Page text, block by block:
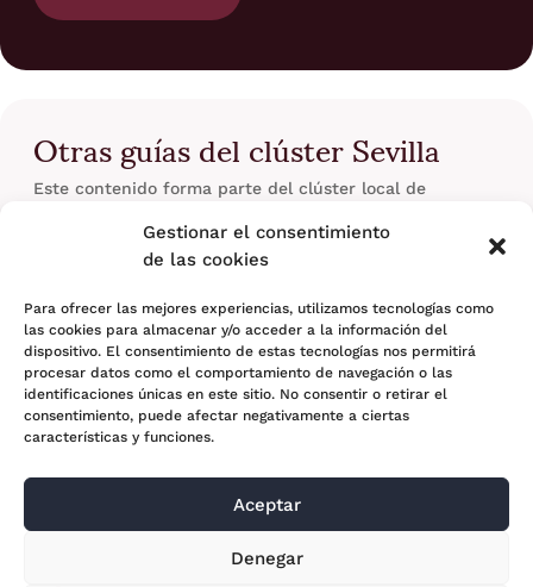
Gestionar el consentimiento
de las cookies
Para ofrecer las mejores experiencias, utilizamos tecnologías como
las cookies para almacenar y/o acceder a la información del
dispositivo. El consentimiento de estas tecnologías nos permitirá
procesar datos como el comportamiento de navegación o las
identificaciones únicas en este sitio. No consentir o retirar el
consentimiento, puede afectar negativamente a ciertas
características y funciones.
Aceptar
Denegar
Otras guías del clúster Sevilla
Este contenido forma parte del clúster local de
Ley de Segunda Oportunidad en Sevilla
Cancelar deudas en Sevilla
Requisitos de la Segunda Oportunidad en Sevilla
Guía principal: abogados de Segunda Oportunidad en
Sevilla
Aviso Legal